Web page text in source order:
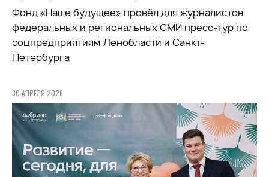
Фонд «Наше будущее» провёл для журналистов
федеральных и региональных СМИ пресс-тур по
соцпредприятиям Ленобласти и Санкт-
Петербурга
30 АПРЕЛЯ 2026